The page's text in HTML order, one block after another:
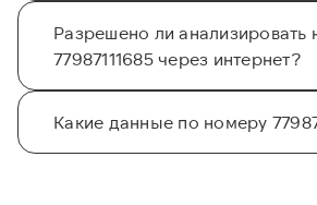
Разрешено ли анализировать
77987111685 через интернет?
Какие данные по номеру